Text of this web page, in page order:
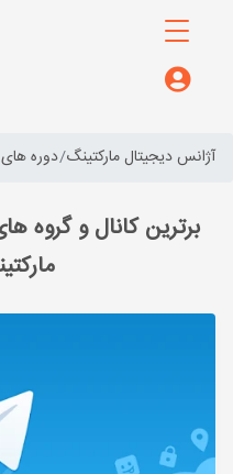
آژانس دیجیتال مارکتینگ دوره
برترین کانال و گروه